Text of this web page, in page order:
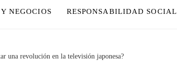
NEGOCIOS RESPONSABILIDAD SOCIAL
una revolución en la televisión japonesa?